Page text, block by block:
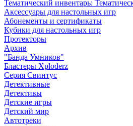
Тематический инвентарь:
Аксессуары для настольных игр
Абонементы и сертификаты
Кубики для настольных игр
Протекторы
Архив
"Банда Умников"
Бластеры Xploderz
Cерия Свинтус
Детективные
Детективы
Детские игры
Детский мир
Автотреки